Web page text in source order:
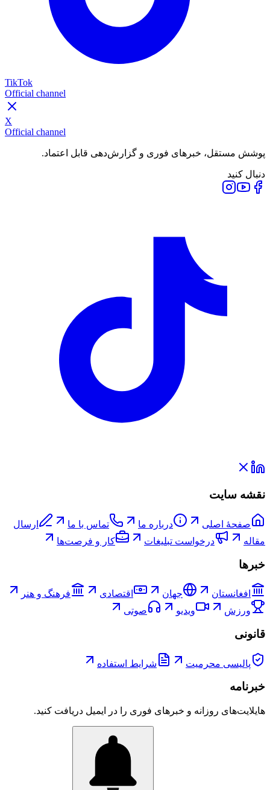
TikTok
Official channel
X
Official channel
پوشش مستقل، خبرهای فوری و گزارش‌دهی قابل اعتماد.
دنبال کنید
نقشه سایت
صفحۀ اصلی درباره ما تماس با ما
ارسال
مقاله
درخواست تبلیغات کار و فرصت‌ها
خبرها
افغانستان جهان اقتصادی
فرهنگ و هنر
ورزش
ویدیو صوتی
قانونی
پالیسی محرمیت شرایط استفاده
خبرنامه
هایلایت‌های روزانه و خبرهای فوری را در ایمیل دریافت کنید.